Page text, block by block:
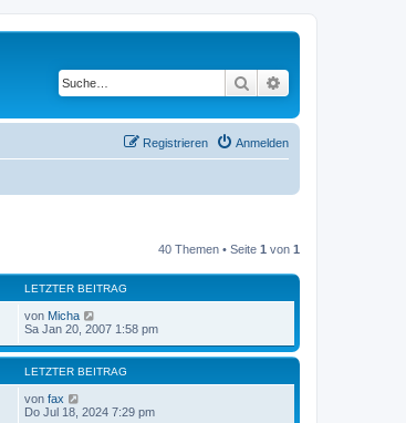
Suche
Anmelden
Registrieren
40 Themen • Seite 1 von 1
LETZTER BEITRAG
von Micha
Sa Jan 20, 2007 1:58 pm
LETZTER BEITRAG
von fax
Do Jul 18, 2024 7:29 pm